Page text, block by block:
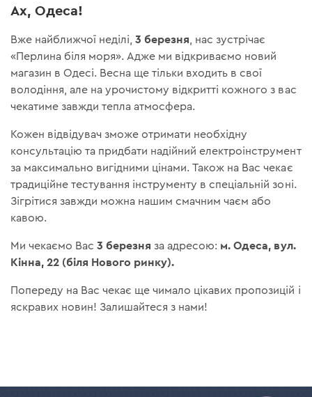
Ах, Одеса!
Вже найближчої неділі,3 березня , нас зустрічає
«Перлина біля моря». Адже ми відкриваємо новий
магазин в Одесі. Весна ще тільки входить в свої
володіння, але на урочистому відкритті кожного з вас
чекатиме завжди тепла атмосфера.
Кожен відвідувач зможе отримати необхідну
консультацію та придбати надійний електроінструмент
за максимально вигідними цінами. Також на Вас чекає
традиційне тестування інструменту в спеціальній зоні.
Зігрітися завжди можна нашим смачним чаєм або
кавою.
Ми чекаємо Вас3 березня за адресою: м. Одеса, вул.
Кінна, 22 (біля Нового ринку).
Попереду на Вас чекає ще чимало цікавих пропозицій і
яскравих новин! Залишайтеся з нами!